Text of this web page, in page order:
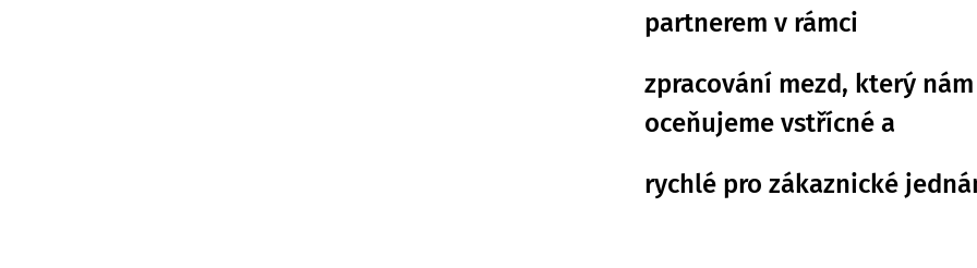
partnerem v rámci
zpracování mezd, který
oceňujeme vstřícné a
rychlé pro zákaznické